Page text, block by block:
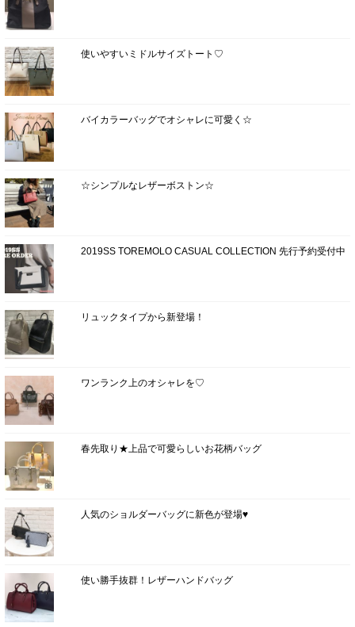
使いやすいミドルサイズトート♡
バイカラーバッグでオシャレに可愛く☆
☆シンプルなレザーボストン☆
2019SS TOREMOLO CASUAL COLLECTION 先行予約受付中
リュックタイプから新登場！
ワンランク上のオシャレを♡
春先取り★上品で可愛らしいお花柄バッグ
人気のショルダーバッグに新色が登場♥
使い勝手抜群！レザーハンドバッグ